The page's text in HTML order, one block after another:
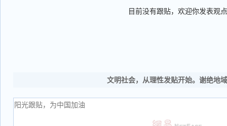
目前没有跟贴，欢迎你发表观点
文明社会，从理性发贴开始。谢绝地